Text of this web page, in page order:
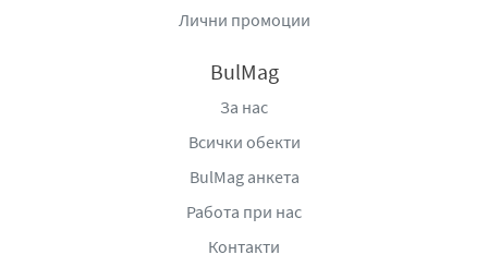
разнасяне върху хляб, бисквити, палачинки или други
че да бъде мек, приятен и хармоничен. Той съчетава
какаови нотки с деликатна сладост, което ги прави
предпочитан избор както за деца, така и за възрастни.
продуктите да се консумират ежедневно без да бъдат
прекалено тежки като вкус.
Лични промоции
BulMag
За нас
Всички обекти
BulMag анкета
Работа при нас
Контакти